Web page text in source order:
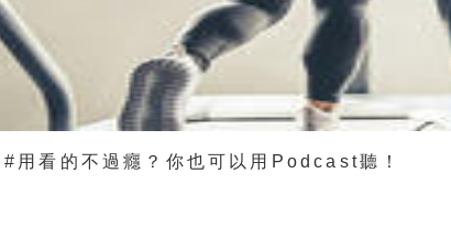
#用看的不過癮？你也可以用Podcast聽！